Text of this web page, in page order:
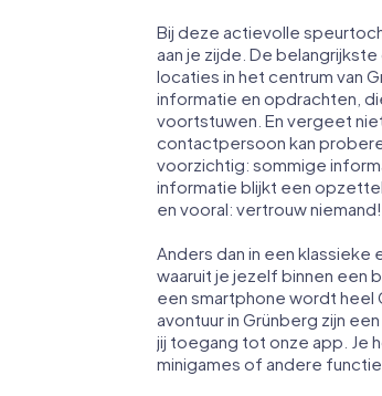
Bij deze actievolle
aan je zijde. De
locaties in het centrum van
informatie en opdrachten,
voortstuwen. En vergeet
contactpersoon kan
voorzichtig: sommige
informatie blijkt een
en vooral: vertrouw niemand!
Anders dan in een
waaruit je jezelf binnen
een smartphone wordt heel
avontuur in Grünberg zijn
jij toegang tot onze app. Je
minigames of andere